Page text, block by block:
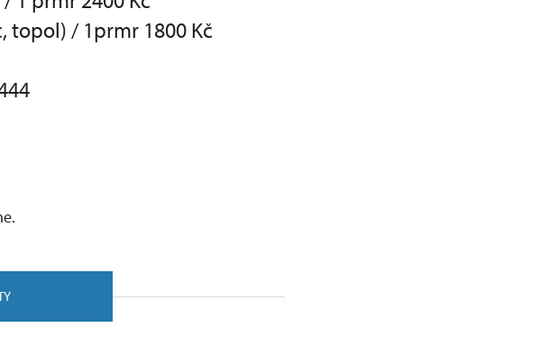
topol) / 1prmr 1800 Kč